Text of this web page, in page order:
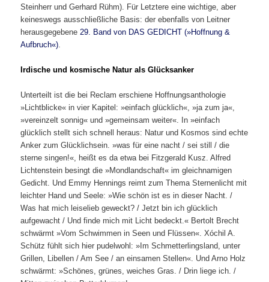
Steinherr und Gerhard Rühm). Für Letztere eine wichtige, aber
keineswegs ausschließliche Basis: der ebenfalls von Leitner
herausgegebene 29. Band von DAS GEDICHT (»Hoffnung &
Aufbruch«)
Irdische und kosmische Natur als Glücksanker
Unterteilt ist die bei Reclam erschiene Hoffnungsanthologie
»Lichtblicke« in vier Kapitel: »einfach glücklich«, »ja zum ja«,
»vereinzelt sonnig« und »gemeinsam weiter«. In »einfach
glücklich stellt sich schnell heraus: Natur und Kosmos sind echte
Anker zum Glücklichsein. »was für eine nacht / sei still / die
sterne singen!«, heißt es da etwa bei Fitzgerald Kusz. Alfred
Lichtenstein besingt die »Mondlandschaft« im gleichnamigen
Gedicht. Und Emmy Hennings reimt zum Thema Sternenlicht mit
leichter Hand und Seele: »Wie schön ist es in dieser Nacht. /
Was hat mich leiselieb geweckt? / Jetzt bin ich glücklich
aufgewacht / Und finde mich mit Licht bedeckt.« Bertolt Brecht
schwärmt »Vom Schwimmen in Seen und Flüssen«. Xóchil A.
Schütz fühlt sich hier pudelwohl: »Im Schmetterlingsland, unter
Grillen, Libellen / Am See / an einsamen Stellen«. Und Arno Holz
schwärmt: »Schönes, grünes, weiches Gras. / Drin liege ich. /